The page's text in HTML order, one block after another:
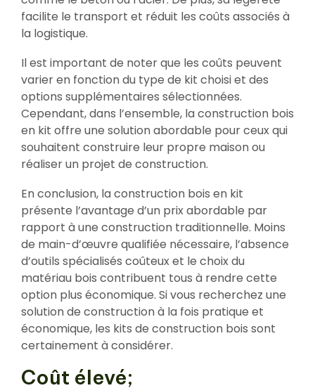
facilite le transport et réduit les coûts associés à
la logistique.
Il est important de noter que les coûts peuvent
varier en fonction du type de kit choisi et des
options supplémentaires sélectionnées.
Cependant, dans l’ensemble, la construction bois
en kit offre une solution abordable pour ceux qui
souhaitent construire leur propre maison ou
réaliser un projet de construction.
En conclusion, la construction bois en kit
présente l’avantage d’un prix abordable par
rapport à une construction traditionnelle. Moins
de main-d’œuvre qualifiée nécessaire, l’absence
d’outils spécialisés coûteux et le choix du
matériau bois contribuent tous à rendre cette
option plus économique. Si vous recherchez une
solution de construction à la fois pratique et
économique, les kits de construction bois sont
certainement à considérer.
Coût élevé;